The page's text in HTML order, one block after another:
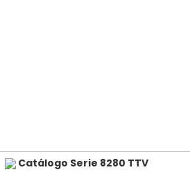
Catálogo Serie 8280 TTV